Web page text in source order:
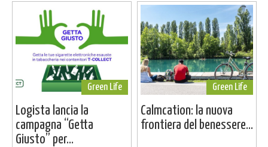
Green Life
Logista lancia la
campagna “Getta
Giusto” per...
Green Life
Calmcation: la nuova
frontiera del benessere...